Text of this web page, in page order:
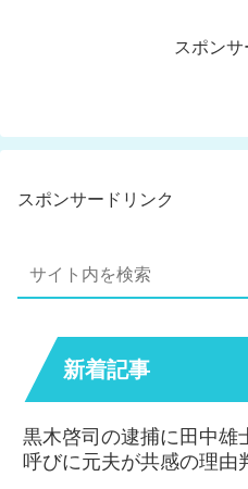
スポンサ
スポンサードリンク
新着記事
黒木啓司の逮捕に田中雄
呼びに元夫が共感の理由